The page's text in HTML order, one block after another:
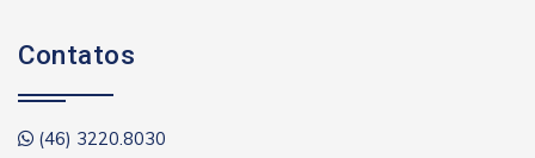
Contatos
(46) 3220.8030